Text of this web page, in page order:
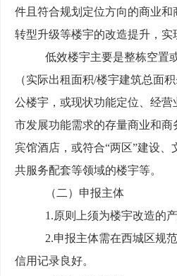
件且符合规划定位方向的商业和
转型升级等楼宇的改造提升，实
低效楼宇主要是整栋空置
（实际出租面积/楼宇建筑总面积
公楼宇，或现状功能定位、经
市发展功能需求的存量商业和商
宾馆酒店，或符合“两区”建设、
共服务配套等领域的楼宇等。
（二）申报主体
1.原则上须为楼宇改造的
2.申报主体需在西城区规
信用记录良好。